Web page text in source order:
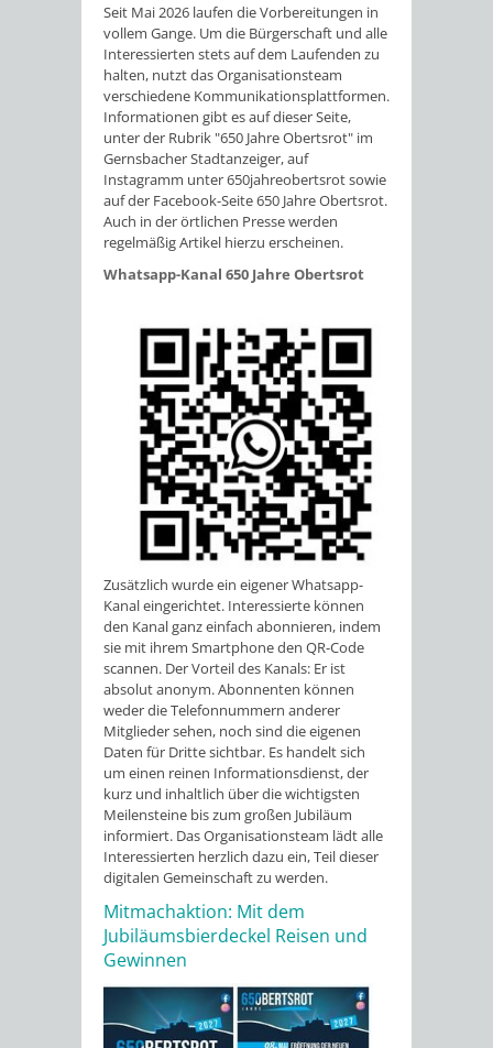
Seit Mai 2026 laufen die Vorbereitungen in
vollem Gange. Um die Bürgerschaft und alle
Interessierten stets auf dem Laufenden zu
halten, nutzt das Organisationsteam
verschiedene Kommunikationsplattformen.
Informationen gibt es auf dieser Seite,
unter der Rubrik "650 Jahre Obertsrot" im
Gernsbacher Stadtanzeiger, auf
Instagramm unter 650jahreobertsrot sowie
auf der Facebook-Seite 650 Jahre Obertsrot.
Auch in der örtlichen Presse werden
regelmäßig Artikel hierzu erscheinen.
Whatsapp-Kanal 650 Jahre Obertsrot
Zusätzlich wurde ein eigener Whatsapp-
Kanal eingerichtet. Interessierte können
den Kanal ganz einfach abonnieren, indem
sie mit ihrem Smartphone den QR-Code
scannen. Der Vorteil des Kanals: Er ist
absolut anonym. Abonnenten können
weder die Telefonnummern anderer
Mitglieder sehen, noch sind die eigenen
Daten für Dritte sichtbar. Es handelt sich
um einen reinen Informationsdienst, der
kurz und inhaltlich über die wichtigsten
Meilensteine bis zum großen Jubiläum
informiert. Das Organisationsteam lädt alle
Interessierten herzlich dazu ein, Teil dieser
digitalen Gemeinschaft zu werden.
Mitmachaktion: Mit dem
Jubiläumsbierdeckel Reisen und
Gewinnen